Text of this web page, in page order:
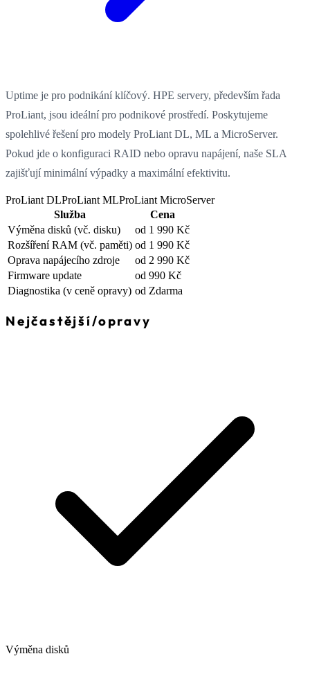
Uptime je pro podnikání klíčový. HPE servery, především řada
ProLiant, jsou ideální pro podnikové prostředí. Poskytujeme
spolehlivé řešení pro modely ProLiant DL, ML a MicroServer.
Pokud jde o konfiguraci RAID nebo opravu napájení, naše SLA
zajišťují minimální výpadky a maximální efektivitu.
ProLiant DLProLiant MLProLiant MicroServer
Služba
Cena
Výměna disků (vč. disku)
od 1 990 Kč
Rozšíření RAM (vč. paměti) od 1 990 Kč
Oprava napájecího zdroje
od 2 990 Kč
Firmware update
od 990 Kč
Diagnostika (v ceně opravy) od Zdarma
Nejčastější/opravy
Výměna disků